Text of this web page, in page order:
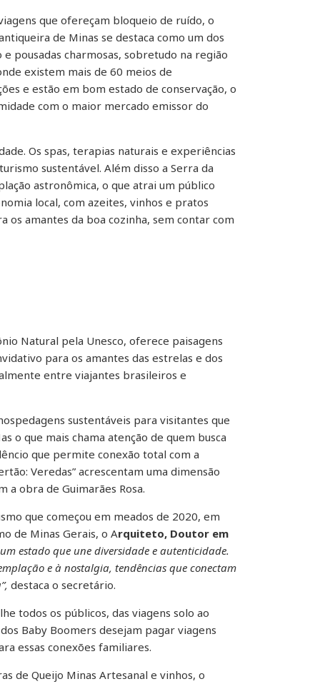
que ofereçam bloqueio de ruído, o
de Minas se destaca como um dos
pousadas charmosas, sobretudo na região
existem mais de 60 meios de
e estão em bom estado de conservação, o
com o maior mercado emissor do
Os spas, terapias naturais e experiências
sustentável. Além disso a Serra da
astronômica, o que atrai um público
local, com azeites, vinhos e pratos
amantes da boa cozinha, sem contar com
Natural pela Unesco, oferece paisagens
para os amantes das estrelas e dos
entre viajantes brasileiros e
sustentáveis para visitantes que
o que mais chama atenção de quem busca
que permite conexão total com a
Veredas” acrescentam uma dimensão
obra de Guimarães Rosa.
que começou em meados de 2020, em
de Minas Gerais, o Arquiteto, Doutor em
estado que une diversidade e autenticidade.
e à nostalgia, tendências que conectam
destaca o secretário.
todos os públicos, das viagens solo ao
Baby Boomers desejam pagar viagens
essas conexões familiares.
de Queijo Minas Artesanal e vinhos, o